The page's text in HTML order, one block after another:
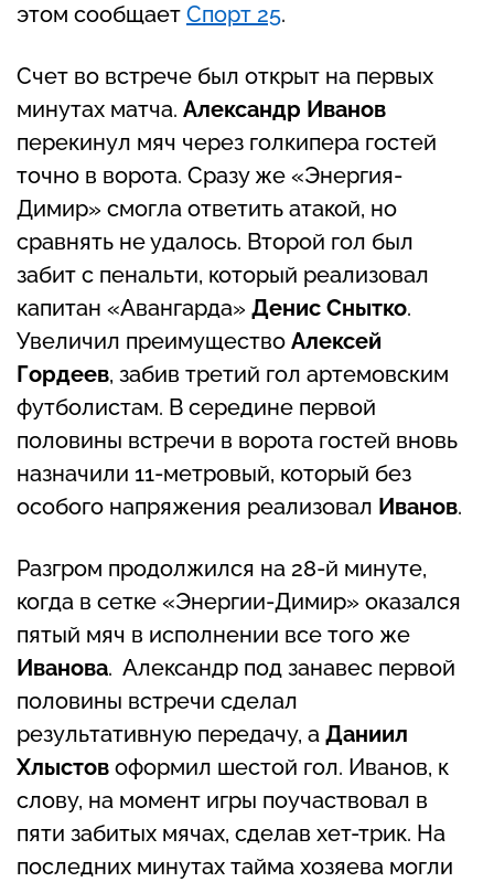
этом сообщает Спорт 25.
Счет во встрече был открыт на первых
минутах матча. Александр Иванов
перекинул мяч через голкипера гостей
точно в ворота. Сразу же «Энергия-
Димир» смогла ответить атакой, но
сравнять не удалось. Второй гол был
забит с пенальти, который реализовал
капитан «Авангарда» Денис Снытко.
Увеличил преимущество Алексей
Гордеев, забив третий гол артемовским
футболистам. В середине первой
половины встречи в ворота гостей вновь
назначили 11-метровый, который без
особого напряжения реализовал Иванов.
Разгром продолжился на 28-й минуте,
когда в сетке «Энергии-Димир» оказался
пятый мяч в исполнении все того же
Иванова. Александр под занавес первой
половины встречи сделал
результативную передачу, а Даниил
Хлыстов оформил шестой гол. Иванов, к
слову, на момент игры поучаствовал в
пяти забитых мячах, сделав хет-трик. На
последних минутах тайма хозяева могли